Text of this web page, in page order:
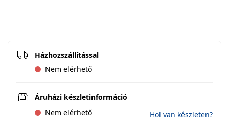
Házhozszállítással
Nem elérhető
Áruházi készletinformáció
Nem elérhető
Hol van készleten?